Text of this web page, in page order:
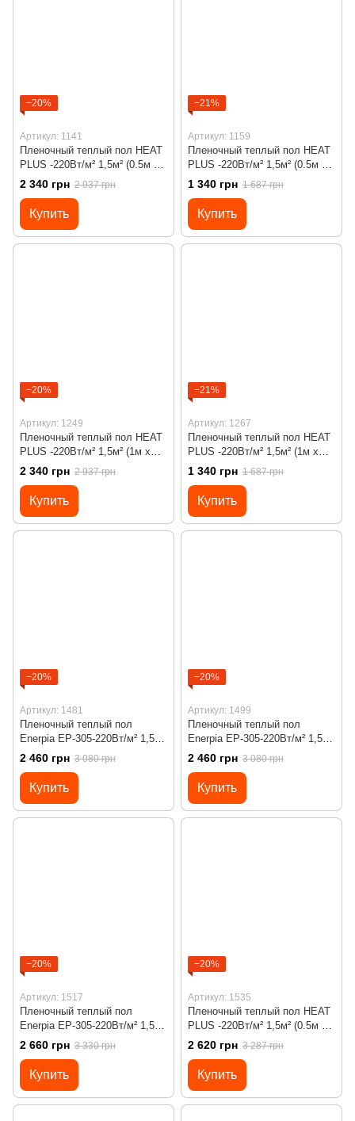
−20%
Артикул: 1141
Пленочный теплый пол HEAT
PLUS -220Вт/м² 1,5м² (0.5м х
3м)/ 330Вт под ламинат c
программируемым
терморегулятором Х45
2 340 грн 2 937 грн
Купить
−21%
Артикул: 1159
Пленочный теплый пол HEAT
PLUS -220Вт/м² 1,5м² (0.5м х
3м)/ 330Вт под ламинат с
механическим
терморегулятором RTC 70
1 340 грн 1 687 грн
Купить
−20%
Артикул: 1249
Пленочный теплый пол HEAT
PLUS -220Вт/м² 1,5м² (1м х
1,5м)/ 330Вт под ламинат c
программируемым
терморегулятором Х45
2 340 грн 2 937 грн
Купить
−21%
Артикул: 1267
Пленочный теплый пол HEAT
PLUS -220Вт/м² 1,5м² (1м х
1,5м)/ 330Вт под ламинат с
механическим
терморегулятором RTC 70
1 340 грн 1 687 грн
Купить
−20%
Артикул: 1481
Пленочный теплый пол
Enerpia EP-305-220Вт/м² 1,5м²
(0.5м х 3м)/ 330Вт под
ламинат с сенсорным
программируемым
терморегулятором Х55
2 460 грн 3 080 грн
Купить
−20%
Артикул: 1499
Пленочный теплый пол
Enerpia EP-305-220Вт/м² 1,5м²
(0.5м х 3м)/ 330Вт под
ламинат с сенсорным
программируемым
терморегулятором Х55
черным
2 460 грн 3 080 грн
Купить
−20%
Артикул: 1517
Пленочный теплый пол
Enerpia EP-305-220Вт/м² 1,5м²
(0.5м х 3м)/ 330Вт под
ламинат с программируемым
терморегулятором Х65 Wi-Fi
2 660 грн 3 330 грн
Купить
−20%
Артикул: 1535
Пленочный теплый пол HEAT
PLUS -220Вт/м² 1,5м² (0.5м х
3м)/ 330Вт под ламинат с
сенсорным программируемым
терморегулятором Х55
2 620 грн 3 287 грн
Купить